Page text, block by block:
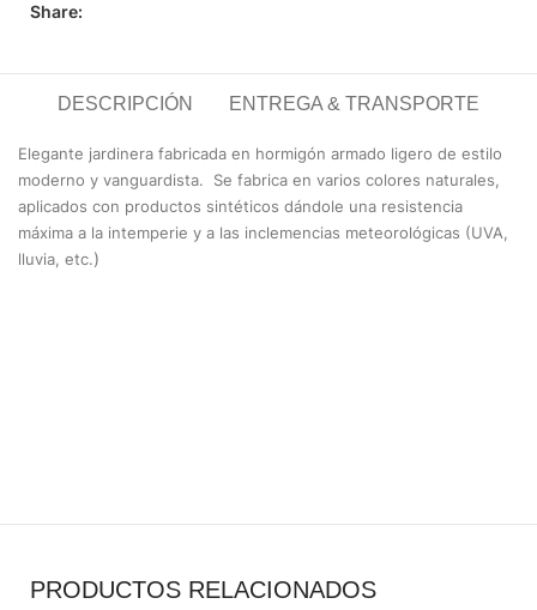
Share:
DESCRIPCIÓN ENTREGA & TRANSPORTE
Elegante jardinera fabricada en hormigón armado ligero de estilo
moderno y vanguardista.
Se fabrica en varios colores naturales,
aplicados con productos sintéticos dándole una resistencia
máxima a la intemperie y a las inclemencias meteorológicas (UVA,
lluvia, etc.)
PRODUCTOS RELACIONADOS